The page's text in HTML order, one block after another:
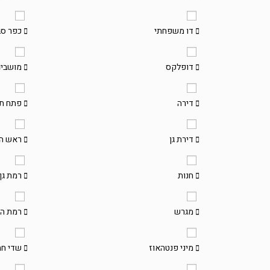
דו משפחתי
דופלקס
דירה
דירת גן
חנות
מגרש
מיני פנטהאוז
כפר
פתח
ראש
רמת גן
רמת
שדי